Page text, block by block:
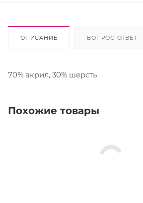
ОПИСАНИЕ ВОПРОС-ОТВЕТ
70% акрил, 30% шерсть
Похожие товары